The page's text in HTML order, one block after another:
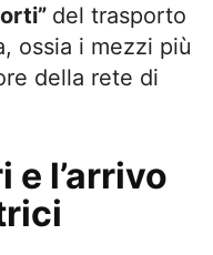
del trasporto
ossia i mezzi più
della rete di
e l’arrivo